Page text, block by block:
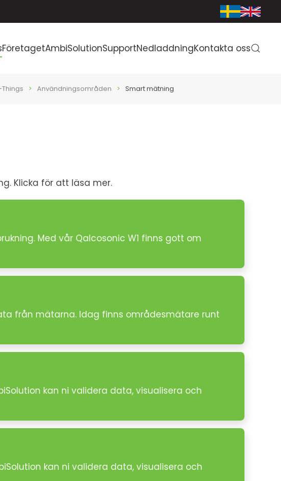
FöretagetAmbiSolutionSupportNedladdningKontakta oss
Användningsområden Smart mätning
Klicka för att läsa mer.
Med vår Qalcosonic W1 finns gott om
från mätarna. Idag finns områdesmätare runt
kan ni validera data, visualisera och
kan ni validera data, visualisera och